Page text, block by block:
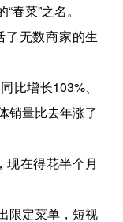
春菜”之名。
了无数商家的生
比增长103%、
销量比去年涨了
现在得花半个月
限定菜单，短视